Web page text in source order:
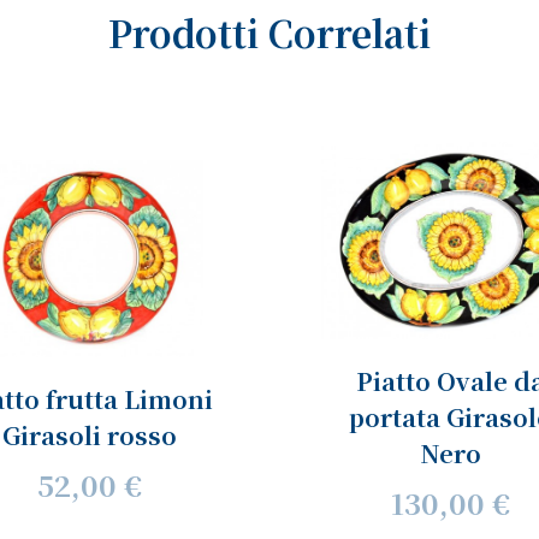
Prodotti Correlati
frutta Limoni
Girasoli rosso
52,00 €
Piatto Ovale
portata
Nero
130,00 €